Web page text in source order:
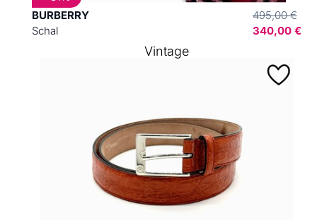
BURBERRY
Schal
495,00 €
340,00 €
Vintage